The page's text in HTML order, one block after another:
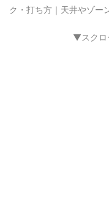
ク・打ち方｜天井やゾ
▼スクロ